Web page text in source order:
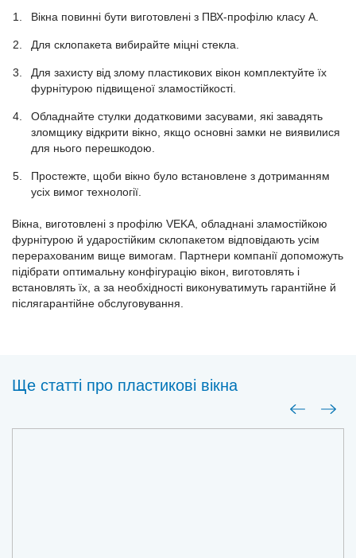
Вікна повинні бути виготовлені з ПВХ-профілю класу А.
Для склопакета вибирайте міцні стекла.
Для захисту від злому пластикових вікон комплектуйте їх
фурнітурою підвищеної зламостійкості.
Обладнайте стулки додатковими засувами, які завадять
зломщику відкрити вікно, якщо основні замки не виявилися
для нього перешкодою.
Простежте, щоби вікно було встановлене з дотриманням
усіх вимог технології.
Вікна, виготовлені з профілю VEKA, обладнані зламостійкою
фурнітурою й ударостійким склопакетом відповідають усім
перерахованим вище вимогам. Партнери компанії допоможуть
підібрати оптимальну конфігурацію вікон, виготовлять і
встановлять їх, а за необхідності виконуватимуть гарантійне й
післягарантійне обслуговування.
Ще статті про пластиковi вiкна